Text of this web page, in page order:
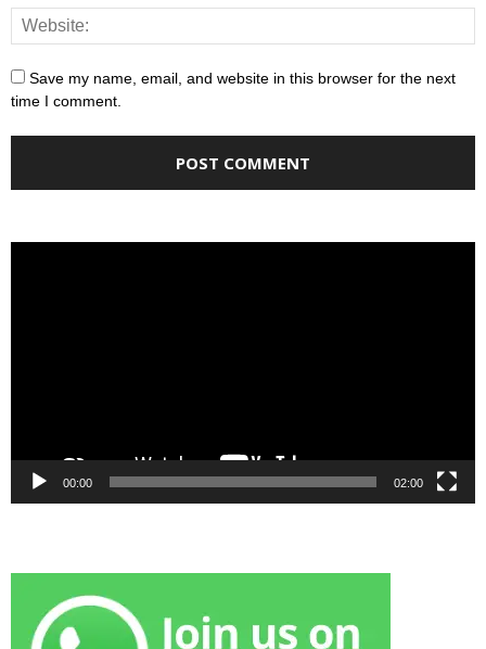
Save my name, email, and website in this browser for the next
time I comment.
00:00 02:00